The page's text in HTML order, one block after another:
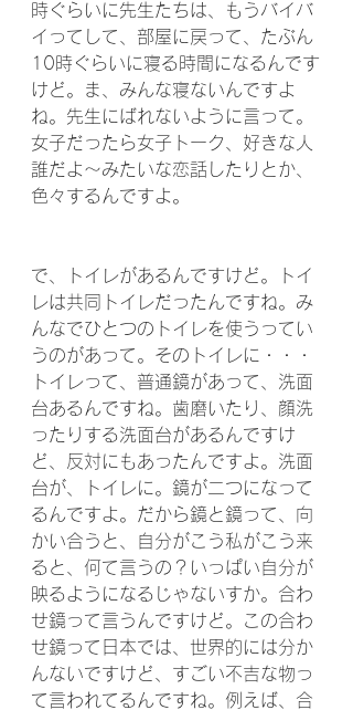
時ぐらいに先生たちは、もうバイバ
イってして、部屋に戻って、たぶん
10時ぐらいに寝る時間になるんです
けど。ま、みんな寝ないんですよ
ね。先生にばれないように言って。
女子だったら女子トーク、好きな人
誰だよ～みたいな恋話したりとか、
色々するんですよ。
で、トイレがあるんですけど。トイ
レは共同トイレだったんですね。み
んなでひとつのトイレを使うってい
うのがあって。そのトイレに・・・
トイレって、普通鏡があって、洗面
台あるんですね。歯磨いたり、顔洗
ったりする洗面台があるんですけ
ど、反対にもあったんですよ。洗面
台が、トイレに。鏡が二つになって
るんですよ。だから鏡と鏡って、向
かい合うと、自分がこう私がこう来
ると、何て言うの？いっぱい自分が
映るようになるじゃないすか。合わ
せ鏡って言うんですけど。この合わ
せ鏡って日本では、世界的には分か
んないですけど、すごい不吉な物っ
て言われてるんですね。例えば、合